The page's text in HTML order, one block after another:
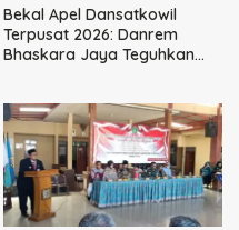
Bekal Apel Dansatkowil
Terpusat 2026: Danrem
Bhaskara Jaya Teguhkan